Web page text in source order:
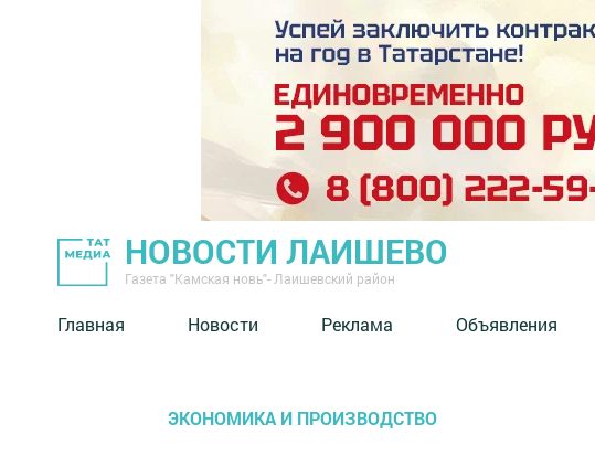
НОВОСТИ ЛАИШЕВО
Газета "Камская новь"- Лаишевский район
Главная Новости Реклама Объявления
ЭКОНОМИКА И ПРОИЗВОДСТВО